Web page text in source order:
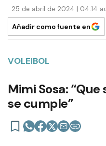
25 de abril de 2024 | 04:14
Añadir como fuente en
VOLEIBOL
Mimi Sosa:
se cumple”